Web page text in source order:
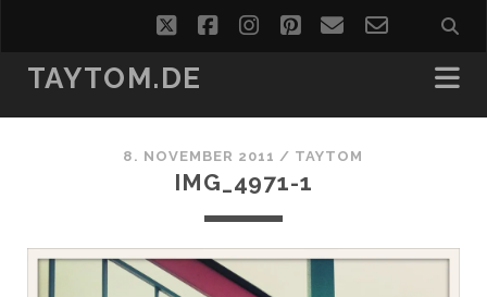
twitterfacebookinstagram
pinterest
emailemail-
form
TAYTOM.DE
8. NOVEMBER 2011 / TAYTOM
IMG_4971-1